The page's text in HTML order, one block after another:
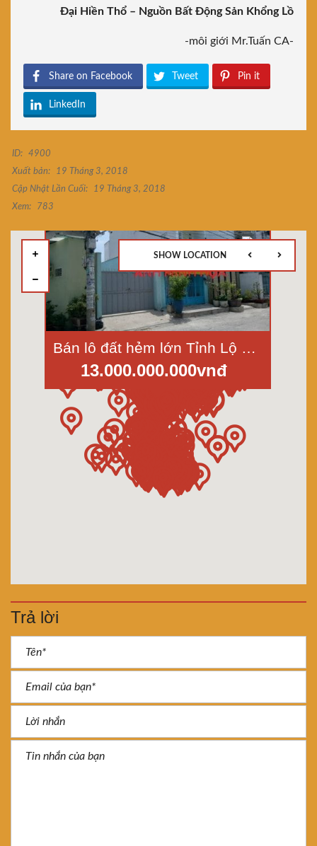
Đại Hiền Thổ – Nguồn Bất Động Sản Khổng Lồ
-môi giới Mr.Tuấn CA-
Share on Facebook Tweet Pin it
LinkedIn
ID:
4900
Xuất bản:
19 Tháng 3, 2018
Cập Nhật Lần Cuối:
19 Tháng 3, 2018
Xem:
783
Bán lô đất hẻm lớn Tỉnh Lộ 10, Bình Trị Đông, Bình Tân, diện tích 495m2 giá 13 tỷ
13.000.000.000vnđ
SHOW LOCATION
Trả lời